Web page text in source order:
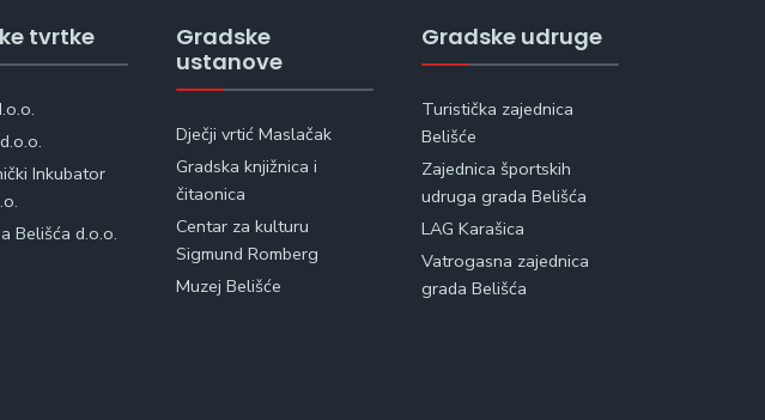
tvrtke
Inkubator
Belišća d.o.o.
Gradske
ustanove
Dječji vrtić Maslačak
Gradska knjižnica i
čitaonica
Centar za kulturu
Sigmund Romberg
Muzej Belišće
Gradske udruge
Turistička zajednica
Belišće
Zajednica športskih
udruga grada Belišća
LAG Karašica
Vatrogasna zajednica
grada Belišća